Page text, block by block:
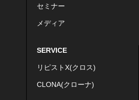
セミナー
メディア
SERVICE
リピストX(クロス)
CLONA(クローナ)